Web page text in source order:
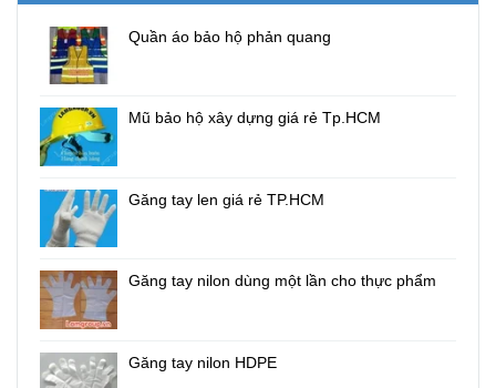
Quần áo bảo hộ phản quang
Mũ bảo hộ xây dựng giá rẻ Tp.HCM
Găng tay len giá rẻ TP.HCM
Găng tay nilon dùng một lần cho thực phẩm
Găng tay nilon HDPE